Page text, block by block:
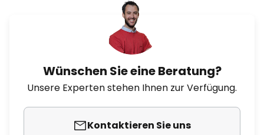
Wünschen Sie eine Beratung?
Unsere Experten stehen Ihnen zur Verfügung.
Kontaktieren Sie uns